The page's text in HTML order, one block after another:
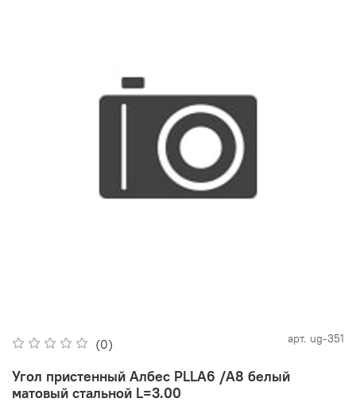
(0) арт. ug-351
Угол пристенный Албес PLLА6 /A8 белый
матовый стальной L=3.00